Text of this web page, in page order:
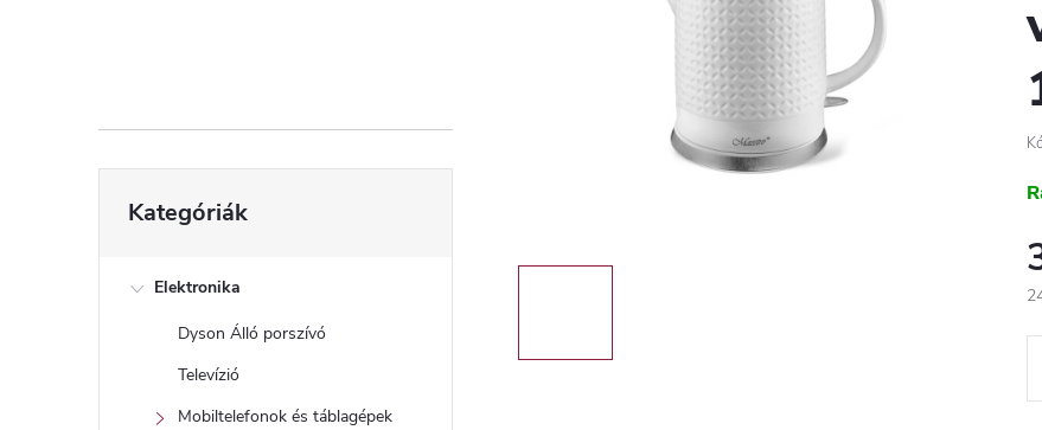
l
sátugrása
Kategóriák
Elektronika
Dyson Álló porszívó
Televízió
Mobiltelefonok és táblagépek